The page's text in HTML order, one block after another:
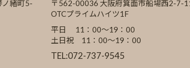
緒町5-
〒562-00036 大阪府箕面市船場西2-7-
OTCプライムハイツ1F
平日 11：00～19：00
土日祝 11：00～19：00
TEL:072-737-9545